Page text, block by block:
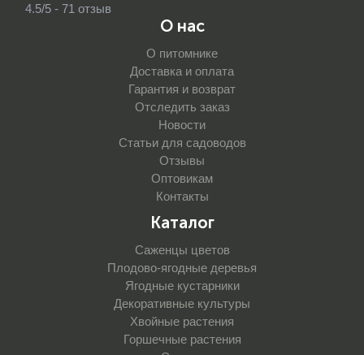
4.5/5 - 71 отзыв
О нас
О питомнике
Доставка и оплата
Гарантия и возврат
Отследить заказ
Новости
Статьи для садоводов
Отзывы
Оптовикам
Контакты
Каталог
Саженцы цветов
Плодово-ягодные деревья
Ягодные кустарники
Декоративные культуры
Хвойные растения
Горшечные растения